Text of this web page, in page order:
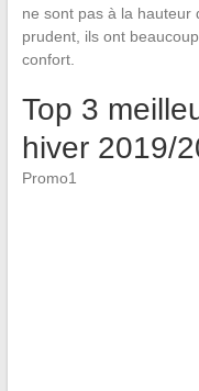
ne sont pas à la hauteur
prudent, ils ont
confort.
Top 3
hiver 2019/
Promo1